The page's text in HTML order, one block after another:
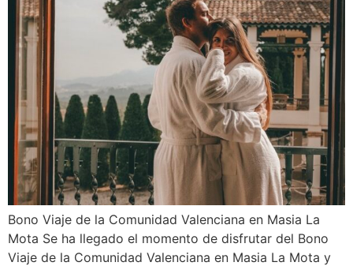
Bono Viaje de la Comunidad Valenciana en Masia La
Mota Se ha llegado el momento de disfrutar del Bono
Viaje de la Comunidad Valenciana en Masia La Mota y